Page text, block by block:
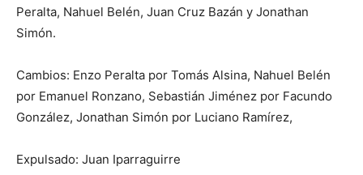
Peralta, Nahuel Belén, Juan Cruz Bazán y Jonathan
Simón.
Cambios: Enzo Peralta por Tomás Alsina, Nahuel Belén
por Emanuel Ronzano, Sebastián Jiménez por Facundo
González, Jonathan Simón por Luciano Ramírez,
Expulsado: Juan Iparraguirre